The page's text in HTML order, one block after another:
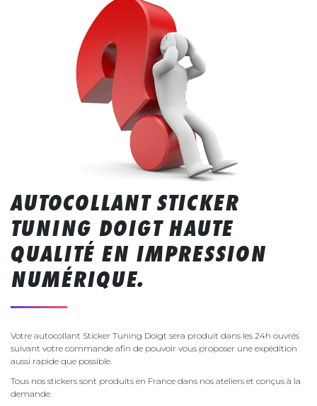
AUTOCOLLANT STICKER
TUNING DOIGT HAUTE
QUALITÉ EN IMPRESSION
NUMÉRIQUE.
Votre autocollant Sticker Tuning Doigt sera produit dans les 24h ouvrés
suivant votre commande afin de pouvoir vous proposer une expédition
aussi rapide que possible.
Tous nos stickers sont produits en France dans nos ateliers et conçus à la
demande.